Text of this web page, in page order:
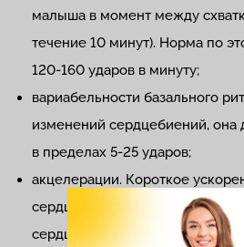
малыша в момент между
течение 10 минут). Норма по
120-160 ударов в минуту;
вариабельности базального
изменений сердцебиений, она
в пределах 5-25 ударов;
акцелерации. Короткое
сердца на 15 секунд и более
сердца). Это внезапные